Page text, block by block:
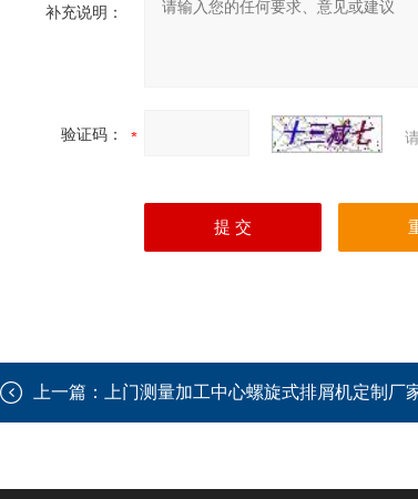
补充说明：
验证码：
上一篇： 上门测量加工中心螺旋式排屑机定制厂